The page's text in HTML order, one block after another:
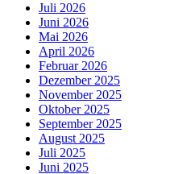
Juli 2026
Juni 2026
Mai 2026
April 2026
Februar 2026
Dezember 2025
November 2025
Oktober 2025
September 2025
August 2025
Juli 2025
Juni 2025